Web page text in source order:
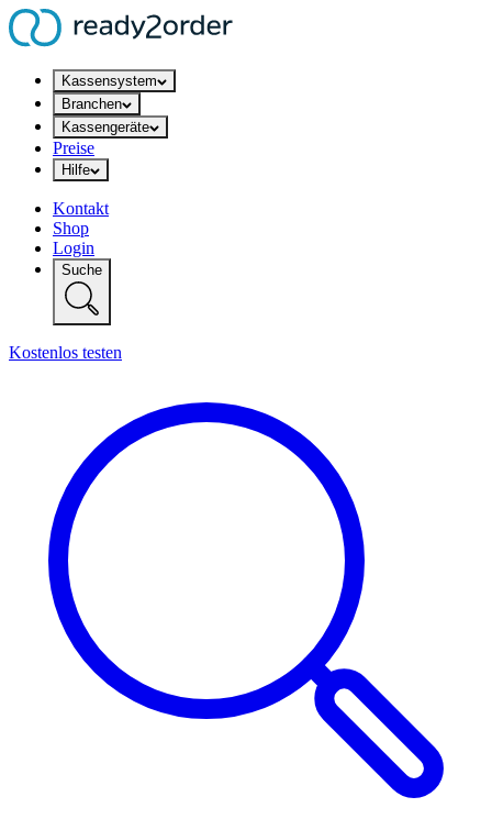
Kassensystem
Branchen
Kassengeräte
Preise
Hilfe
Kontakt
Shop
Login
Suche
Kostenlos testen